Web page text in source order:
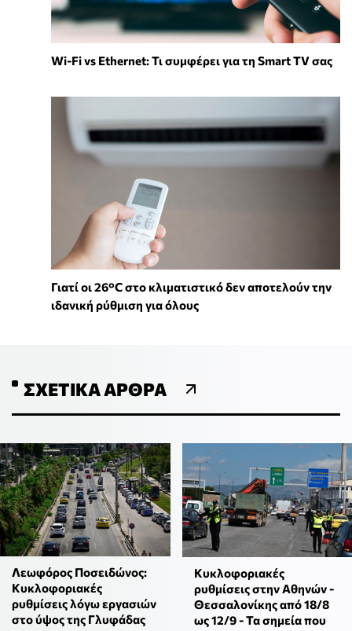
Wi-Fi vs Ethernet: Τι συμφέρει για τη Smart TV σας
Γιατί οι 26°C στο κλιματιστικό δεν αποτελούν την
ιδανική ρύθμιση για όλους
ΣΧΕΤΙΚΆ ΆΡΘΡΑ
Λεωφόρος Ποσειδώνος:
Κυκλοφοριακές
ρυθμίσεις λόγω εργασιών
στο ύψος της Γλυφάδας
Κυκλοφοριακές
ρυθμίσεις στην Αθηνών -
Θεσσαλονίκης από 18/8
ως 12/9 - Τα σημεία που